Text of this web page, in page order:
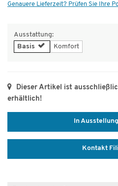
Genauere Lieferzeit? Prüfen Sie Ihre
Ausstattung:
Basis
Komfort
Dieser Artikel ist
erhältlich!
In
Kontakt